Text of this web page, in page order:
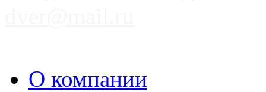
О компании